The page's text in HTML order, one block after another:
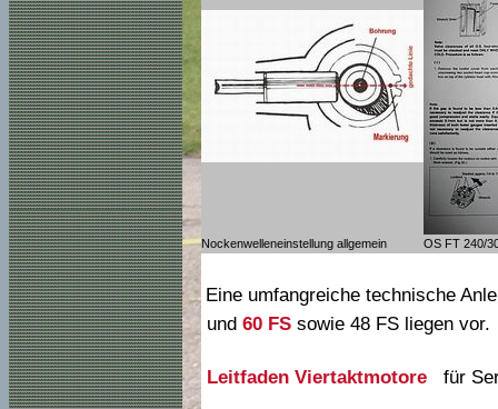
Nockenwelleneinstellung allgemein OS FT 240/
Eine umfangreiche technische
und 60 FS sowie 48 FS liegen vor.
Leitfaden Viertaktmotore für